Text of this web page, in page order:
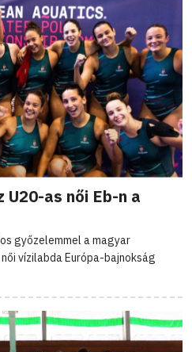
as női Eb-n a
győzelemmel a magyar
vízilabda Európa-bajnokság